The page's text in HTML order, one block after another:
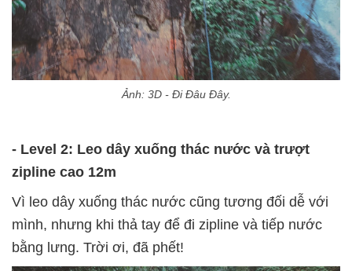
Ảnh: 3D - Đi Đâu Đây.
- Level 2: Leo dây xuống thác nước và trượt
zipline cao 12m
Vì leo dây xuống thác nước cũng tương đối dễ với
mình, nhưng khi thả tay để đi zipline và tiếp nước
bằng lưng. Trời ơi, đã phết!